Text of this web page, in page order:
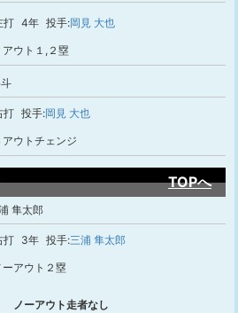
打 4年 投手:岡見 大也
アウト１,２塁
打 投手:岡見 大也
アウトチェンジ
TOPへ
隼太郎
打 3年 投手:三浦 隼太郎
ーアウト２塁
ノーアウト走者なし